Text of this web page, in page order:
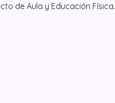
de Aula y Educación Física.